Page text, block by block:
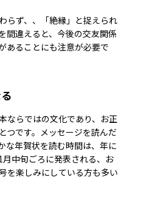
らず、、「絶縁」と捉えられ
間違えると、今後の交友関係
あることにも注意が必要で
ならではの文化であり、お正
つです。メッセージを読んだ
な年賀状を読む時間は、年に
中旬ごろに発表される、お
を楽しみにしている方も多い